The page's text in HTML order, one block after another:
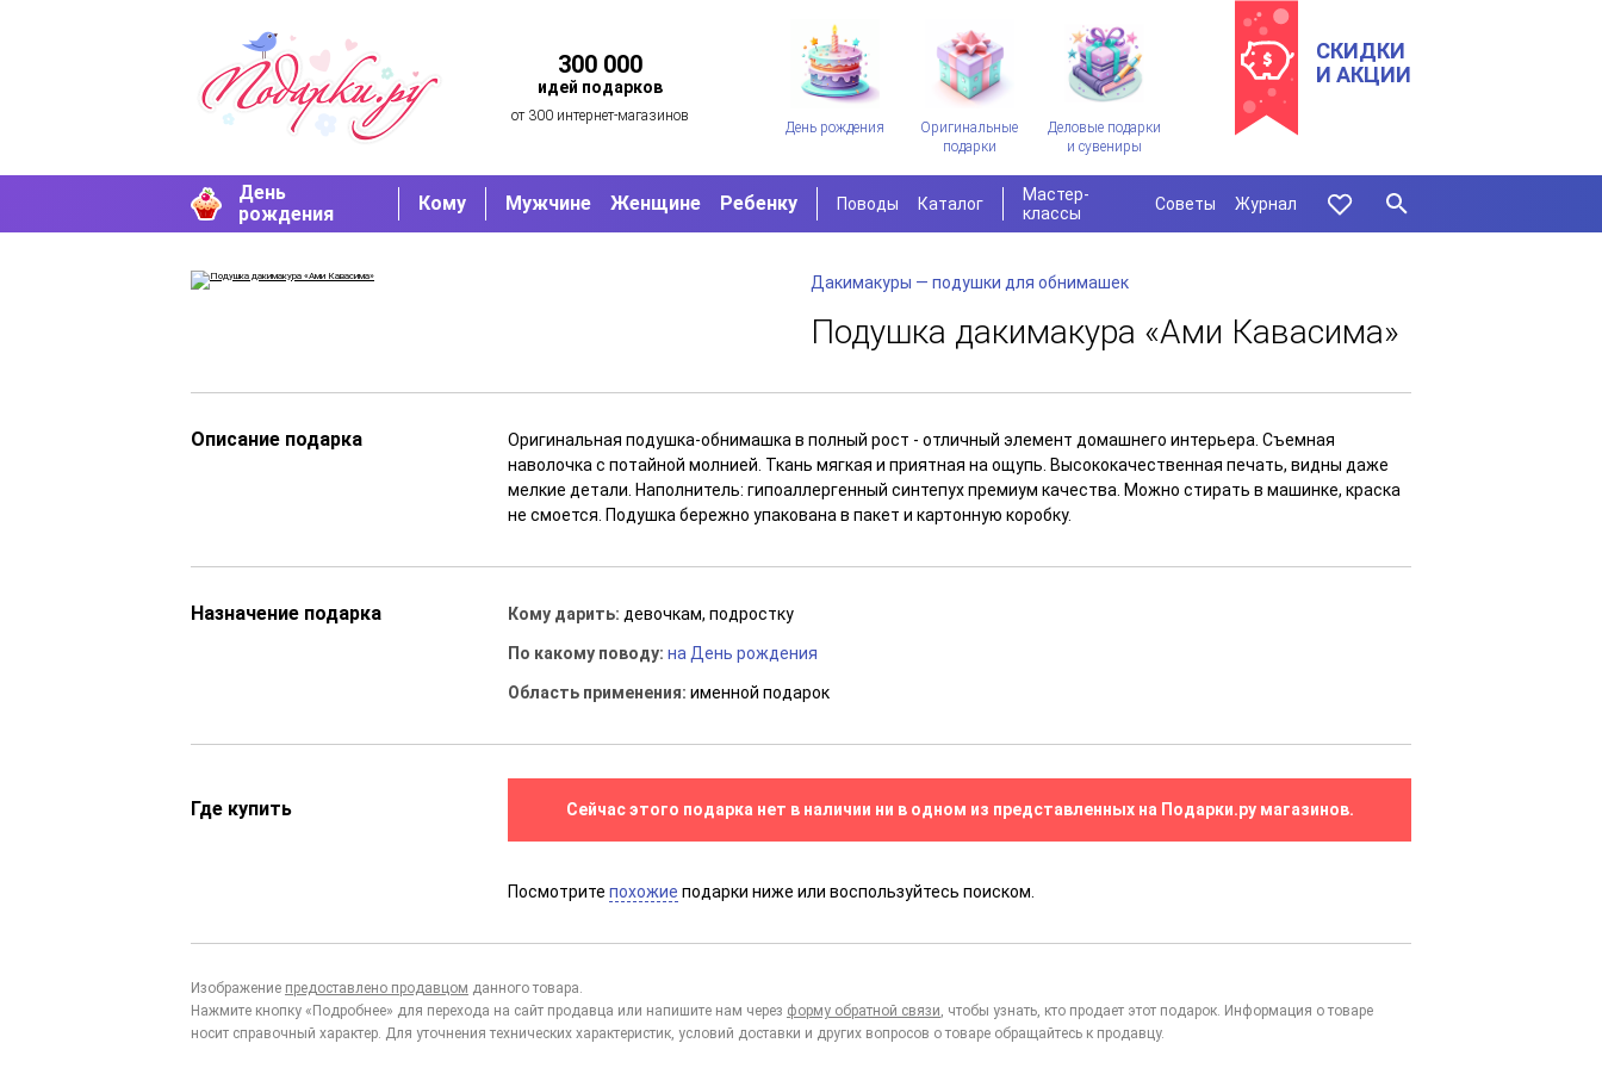
300 000
идей подарков
от 300 интернет-магазинов
День рождения
Оригинальные
подарки
Деловые подарки
и сувениры
СКИДКИ
И АКЦИИ
День
рождения
Кому Мужчине Женщине Ребенку Поводы Каталог
Мастер-
классы
Советы Журнал
Дакимакуры — подушки для обнимашек
Подушка дакимакура «Ами Кавасима»
Описание подарка
Оригинальная подушка-обнимашка в полный рост - отличный элемент домашнего интерьера. Съемная
наволочка с потайной молнией. Ткань мягкая и приятная на ощупь. Высококачественная печать, видны даже
мелкие детали. Наполнитель: гипоаллергенный синтепух премиум качества. Можно стирать в машинке, краска
не смоется. Подушка бережно упакована в пакет и картонную коробку.
Назначение подарка Кому дарить:девочкам, подростку
По какому поводу:на День рождения
Область применения:именной подарок
Где купить Сейчас этого подарка нет в наличии ни в одном из представленных на Подарки.ру магазинов.
Посмотритепохожие подарки ниже или воспользуйтесь поиском.
Изображение предоставлено продавцом данного товара.
Нажмите кнопку «Подробнее» для перехода на сайт продавца или напишите нам через форму обратной связи, чтобы узнать, кто продает этот подарок. Информация о товаре
носит справочный характер. Для уточнения технических характеристик, условий доставки и других вопросов о товаре обращайтесь к продавцу.